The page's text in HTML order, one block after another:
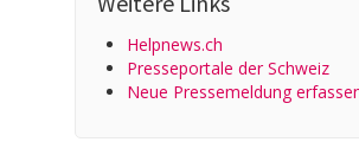
Helpnews.ch
Presseportale der Schweiz
Neue Pressemeldung